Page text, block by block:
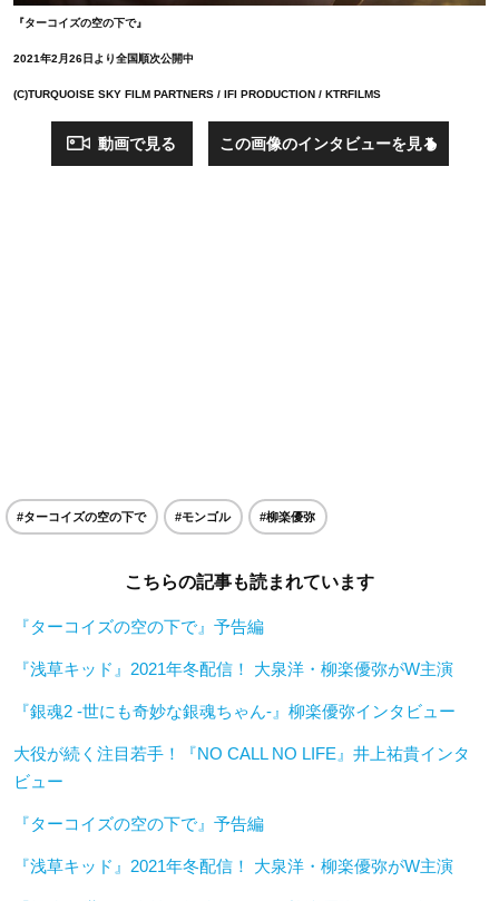
『ターコイズの空の下で』
2021年2月26日より全国順次公開中
(C)TURQUOISE SKY FILM PARTNERS / IFI PRODUCTION / KTRFILMS
動画で見る この画像のインタビューを見る
#ターコイズの空の下で #モンゴル #柳楽優弥
こちらの記事も読まれています
『ターコイズの空の下で』予告編
『浅草キッド』2021年冬配信！ 大泉洋・柳楽優弥がW主演
『銀魂2 -世にも奇妙な銀魂ちゃん-』柳楽優弥インタビュー
大役が続く注目若手！『NO CALL NO LIFE』井上祐貴インタ
ビュー
『ターコイズの空の下で』予告編
『浅草キッド』2021年冬配信！ 大泉洋・柳楽優弥がW主演